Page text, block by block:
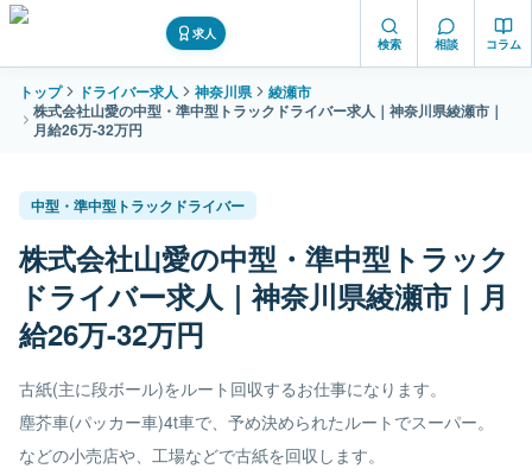
求人
検索 相談 コラム
トップ ドライバー求人 神奈川県
綾瀬市
株式会社山愛の中型・準中型トラックドライバー求人｜神奈川県綾瀬市｜
月給26万-32万円
中型・準中型トラックドライバー
株式会社山愛の中型・準中型トラック
ドライバー求人｜神奈川県綾瀬市｜月
給26万-32万円
古紙(主に段ボール)をルート回収するお仕事になります。
塵芥車(パッカー車)4t車で、予め決められたルートでスーパー。
などの小売店や、工場などで古紙を回収します。